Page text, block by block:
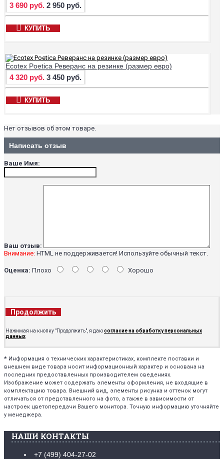
3 690 руб. 2 950 руб.
КУПИТЬ
Ecotex Poetica Реверанс на резинке (размер евро)
4 320 руб. 3 450 руб.
КУПИТЬ
Нет отзывов об этом товаре.
Написать отзыв
Ваше Имя:
Ваш отзыв:
Внимание: HTML не поддерживается! Используйте обычный текст.
Оценка: Плохо Хорошо
Продолжить
Нажимая на кнопку "Продолжить", я даюсогласие на обработку персональных
данных
* Информация о технических характеристиках, комплекте поставки и
внешнем виде товара носит информационный характер и основана на
последних предоставленных производителем сведениях.
Изображение может содержать элементы оформления, не входящие в
комплектацию товара. Внешний вид, элементы рисунка и оттенок могут
отличаться от представленного на фото, а также в зависимости от
настроек цветопередачи Вашего монитора. Точную информацию уточняйте
у менеджера.
НАШИ КОНТАКТЫ
+7 (499) 404-27-02